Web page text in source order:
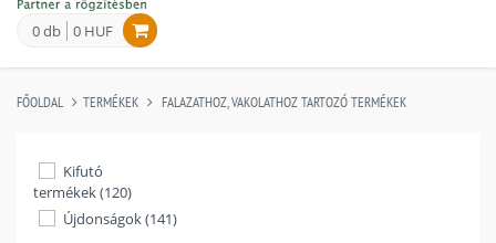
0 db 0 HUF
FŐOLDAL TERMÉKEK FALAZATHOZ, VAKOLATHOZ TARTOZÓ TERMÉKEK
Kifutó
termékek (120)
Újdonságok (141)